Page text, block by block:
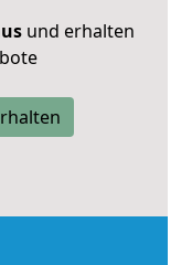
und erhalten